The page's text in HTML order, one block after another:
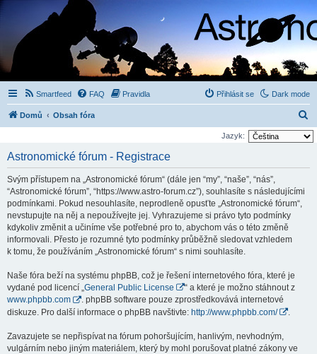
Dark mode
Smartfeed FAQ Pravidla Přihlásit se
Domů Obsah fóra
l
Jazyk:
Astronomické fórum - Registrace
Svým přístupem na „Astronomické fórum“ (dále jen “my”, “naše”, “nás”,
“Astronomické fórum”, “https://www.astro-forum.cz”), souhlasíte s následujícími
podmínkami. Pokud nesouhlasíte, neprodleně opusťte „Astronomické fórum“,
nevstupujte na něj a nepoužívejte jej. Vyhrazujeme si právo tyto podmínky
kdykoliv změnit a učiníme vše potřebné pro to, abychom vás o této změně
informovali. Přesto je rozumné tyto podmínky průběžně sledovat vzhledem
k tomu, že používáním „Astronomické fórum“ s nimi souhlasíte.
Naše fóra beží na systému phpBB, což je řešení internetového fóra, které je
vydané pod licencí „General Public License
“ a které je možno stáhnout z
www.phpbb.com
. phpBB software pouze zprostředkovává internetové
diskuze. Pro další informace o phpBB navštivte: http://www.phpbb.com/
Zavazujete se nepřispívat na fórum pohoršujícím, hanlivým, nevhodným,
vulgárním nebo jiným materiálem, který by mohl porušovat platné zákony ve